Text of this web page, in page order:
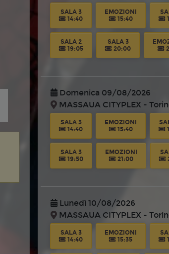
SALA 3
14:40
EMOZIONI
15:40
SALA 2
19:05
SALA 3
20:00
Domenica 09/08/2026
MASSAUA CITYPLEX -
SALA 3
14:40
EMOZIONI
15:40
SALA 3
19:50
EMOZIONI
21:00
Lunedì 10/08/2026
MASSAUA CITYPLEX -
SALA 3
14:40
EMOZIONI
15:35